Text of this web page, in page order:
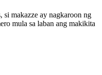
si makazze ay nagkaroon ng
mula sa laban ang makikita